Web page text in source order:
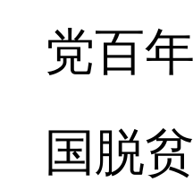
党百
国脱